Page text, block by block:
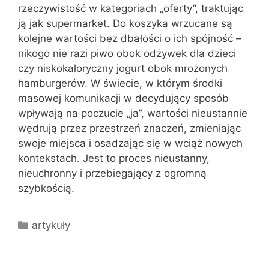
rzeczywistość w kategoriach „oferty”, traktując
ją jak supermarket. Do koszyka wrzucane są
kolejne wartości bez dbałości o ich spójność –
nikogo nie razi piwo obok odżywek dla dzieci
czy niskokaloryczny jogurt obok mrożonych
hamburgerów. W świecie, w którym środki
masowej komunikacji w decydujący sposób
wpływają na poczucie „ja”, wartości nieustannie
wędrują przez przestrzeń znaczeń, zmieniając
swoje miejsca i osadzając się w wciąż nowych
kontekstach. Jest to proces nieustanny,
nieuchronny i przebiegający z ogromną
szybkością.
Kategorie
artykuły